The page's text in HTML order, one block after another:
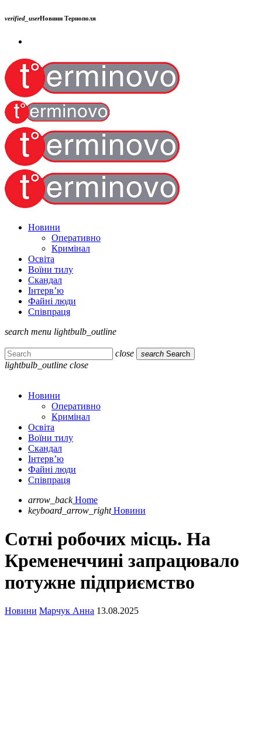
verified_userНовини Тернополя
Новини
Оперативно
Кримінал
Освіта
Воїни тилу
Скандал
Інтерв’ю
Файні люди
Співпраця
search menu lightbulb_outline
close search Search
lightbulb_outline close
Новини
Оперативно
Кримінал
Освіта
Воїни тилу
Скандал
Інтерв’ю
Файні люди
Співпраця
arrow_back Home
keyboard_arrow_right Новини
Сотні робочих місць. На
Кременеччині запрацювало
потужне підприємство
Новини Марчук Анна 13.08.2025